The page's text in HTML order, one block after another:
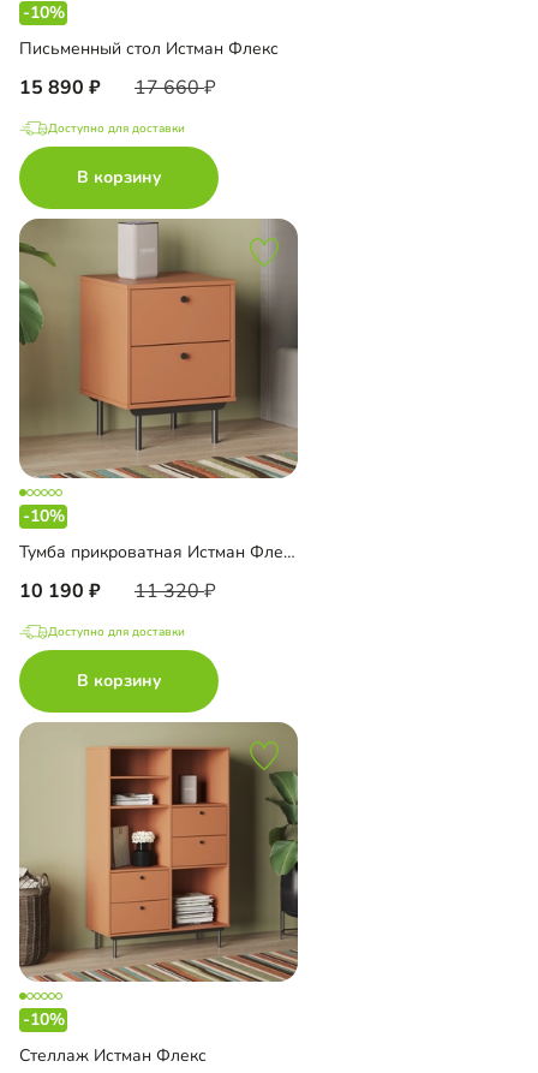
-10%
Письменный стол Истман Флекс
15 890 17 660
Доступно для доставки
В корзину
-10%
Тумба прикроватная Истман Флекс
10 190 11 320
Доступно для доставки
В корзину
-10%
Стеллаж Истман Флекс